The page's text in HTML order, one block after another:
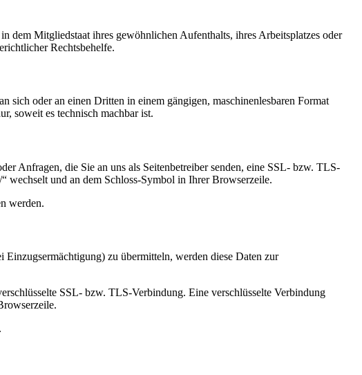
dem Mitgliedstaat ihres gewöhnlichen Aufenthalts, ihres Arbeitsplatzes oder
Rechtsbehelfe.
oder an einen Dritten in einem gängigen, maschinenlesbaren Format
soweit es technisch machbar ist.
Anfragen, die Sie an uns als Seitenbetreiber senden, eine SSL- bzw. TLS-
wechselt und an dem Schloss-Symbol in Ihrer Browserzeile.
werden.
zu übermitteln, werden diese Daten zur
SSL- bzw. TLS-Verbindung. Eine verschlüsselte Verbindung